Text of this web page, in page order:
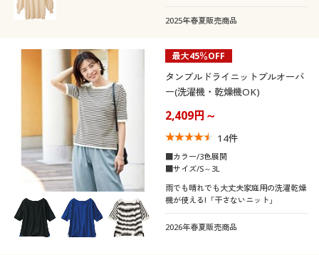
2025年春夏販売商品
最大45％OFF
タンブルドライニットプルオーバ
ー(洗濯機・乾燥機OK)
2,409円～
14件
■カラー/3色展開
■サイズ/S～3L
雨でも晴れでも大丈夫家庭用の洗濯乾燥
機が使える!「干さないニット」
2026年春夏販売商品